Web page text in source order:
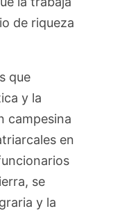
de riqueza
que
y la
campesina
en
se
y la